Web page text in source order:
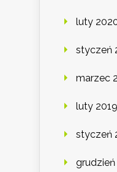
luty
styczeń
marzec
luty 2019
styczeń
grudzień